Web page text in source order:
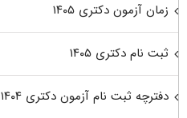
زمان آزمون دکتری ۱۴۰۵
ثبت نام دکتری ۱۴۰۵
دفترچه ثبت نام آزمون دکتری ۱۴۰۴